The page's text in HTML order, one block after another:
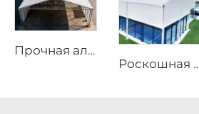
Прочная алюминиевая складская конструкция | Бескаркасный промышленный складской шатёр для логистики и производства
Роскошная панорамная алюминиевая крыша для площадки для падела |